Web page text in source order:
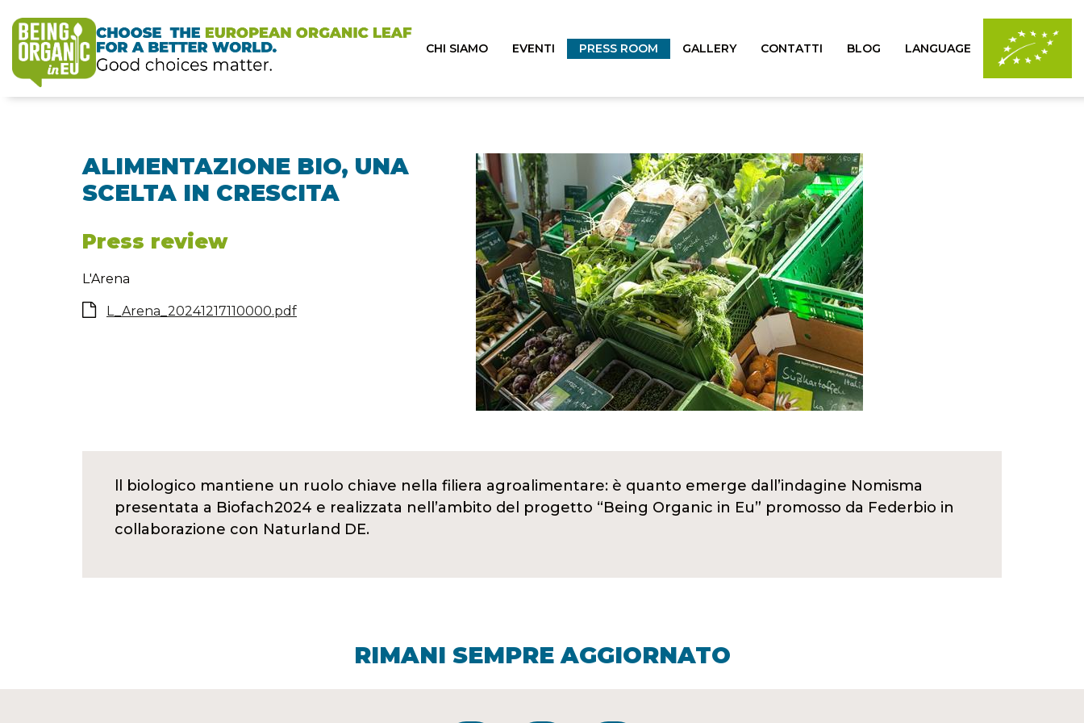
CHI SIAMO EVENTI PRESS ROOM GALLERY CONTATTI BLOG LANGUAGE
ALIMENTAZIONE BIO, UNA
SCELTA IN CRESCITA
Press review
L'Arena
L_Arena_20241217110000.pdf
ll biologico mantiene un ruolo chiave nella filiera agroalimentare: è quanto emerge dall’indagine Nomisma
presentata a Biofach2024 e realizzata nell’ambito del progetto “Being Organic in Eu” promosso da Federbio in
collaborazione con Naturland DE.
RIMANI SEMPRE AGGIORNATO